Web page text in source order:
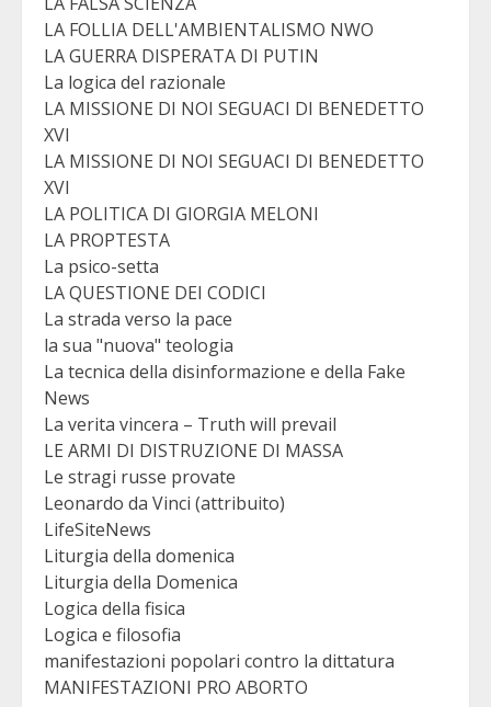
LA FOLLIA DELL'AMBIENTALISMO NWO
LA GUERRA DISPERATA DI PUTIN
La logica del razionale
LA MISSIONE DI NOI SEGUACI DI BENEDETTO
XVI
LA MISSIONE DI NOI SEGUACI DI BENEDETTO
XVI
LA POLITICA DI GIORGIA MELONI
LA PROPTESTA
La psico-setta
LA QUESTIONE DEI CODICI
La strada verso la pace
la sua "nuova" teologia
La tecnica della disinformazione e della Fake
News
La verita vincera – Truth will prevail
LE ARMI DI DISTRUZIONE DI MASSA
Le stragi russe provate
Leonardo da Vinci (attribuito)
LifeSiteNews
Liturgia della domenica
Liturgia della Domenica
Logica della fisica
Logica e filosofia
manifestazioni popolari contro la dittatura
MANIFESTAZIONI PRO ABORTO